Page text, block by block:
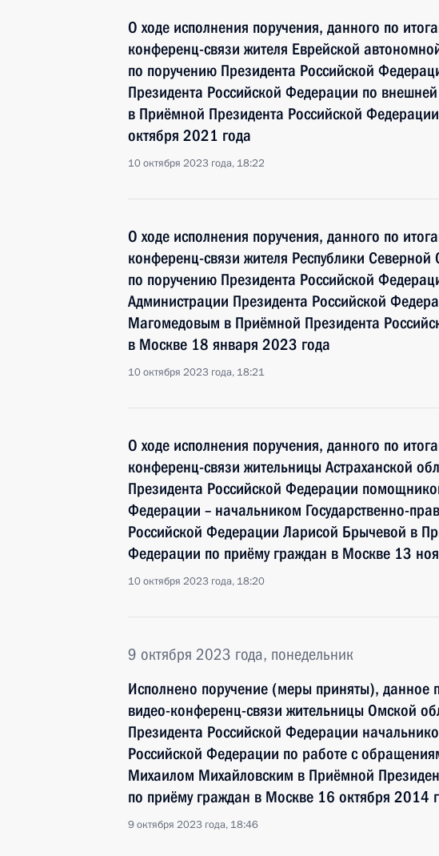
О ходе исполнения поручения, данного по
конференц-связи жителя Еврейской
по поручению Президента Российской
Президента Российской Федерации по
в Приёмной Президента Российской
октября 2021 года
10 октября 2023 года, 18:22
О ходе исполнения поручения, данного по
конференц-связи жителя Республики
по поручению Президента Российской
Администрации Президента Российской
Магомедовым в Приёмной Президента
в Москве 18 января 2023 года
10 октября 2023 года, 18:21
О ходе исполнения поручения, данного по
конференц-связи жительницы Астраханской
Президента Российской Федерации
Федерации – начальником Государственно-
Российской Федерации Ларисой Брычевой в
Федерации по приёму граждан в Москве 13
10 октября 2023 года, 18:20
9 октября 2023 года, понедельник
Исполнено поручение (меры приняты), данное
видео-конференц-связи жительницы Омской
Президента Российской Федерации
Российской Федерации по работе с
Михаилом Михайловским в Приёмной
по приёму граждан в Москве 16 октября 2014
9 октября 2023 года, 18:46